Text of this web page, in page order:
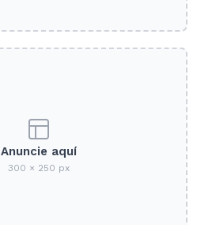
Anuncie aquí
300 × 250 px